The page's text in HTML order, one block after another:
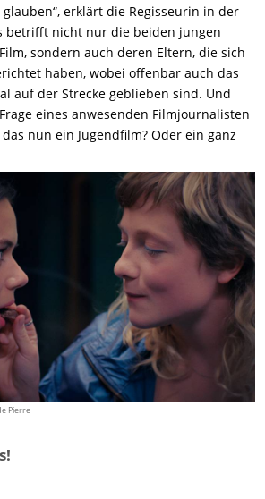
erklärt die Regisseurin in der
betrifft nicht nur die beiden jungen
sondern auch deren Eltern, die sich
haben, wobei offenbar auch das
auf der Strecke geblieben sind. Und
eines anwesenden Filmjournalisten
nun ein Jugendfilm? Oder ein ganz
Pierre